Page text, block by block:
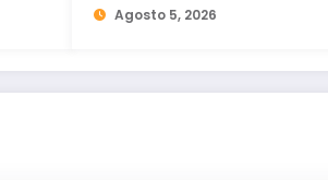
problemas de apostas
Agosto 5, 2026